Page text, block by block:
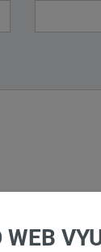
WEB